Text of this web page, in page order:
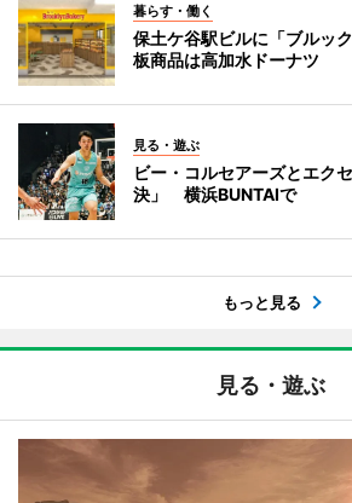
暮らす・働く
保土ケ谷駅ビルに「ブルッ
板商品は高加水ドーナツ
見る・遊ぶ
ビー・コルセアーズとエク
決」 横浜BUNTAIで
もっと見る
見る・遊ぶ